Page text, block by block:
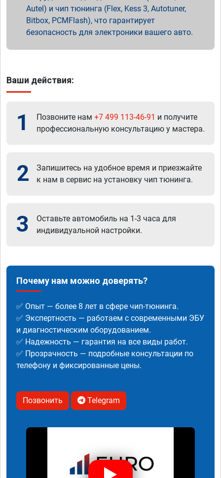
Autel) и чип тюнинга (Flex, Kess 3, Autotuner,
Bitbox, PCMFlash), что гарантирует
безопасность для электроники вашего авто.
Ваши действия:
1 Позвоните нам +7 499 113-46-91 и получите
профессиональную консультацию у мастера.
2
Запишитесь на удобное время и приезжайте
к нам в сервис на установку чип тюнинга.
3
Оставьте автомобиль на 1-3 часа для
индивидуальной настройки.
Почему нам можно доверять?
✅ Опыт — более 8 лет в сфере чип-тюнинга.
✅ Экспертность — работаем с современными ЭБУ
и диагностическим оборудованием.
✅ Надежность — гарантия на все виды работ.
✅ Прозрачность — подробные консультации по
телефону и фиксированные цены.
Позвонить Telegram